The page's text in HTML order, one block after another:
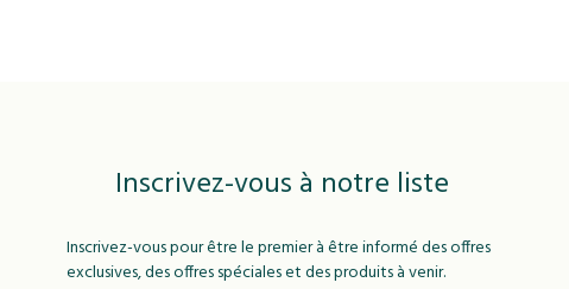
Inscrivez-vous à notre liste
Inscrivez-vous pour être le premier à être informé des offres
exclusives, des offres spéciales et des produits à venir.